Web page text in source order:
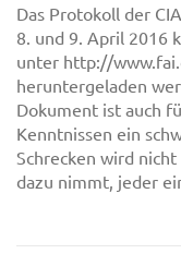
Das Protokoll der
8. und 9. April 2016
unter http://
heruntergeladen
Dokument ist auch
Kenntnissen ein
Schrecken wird
dazu nimmt, jeder